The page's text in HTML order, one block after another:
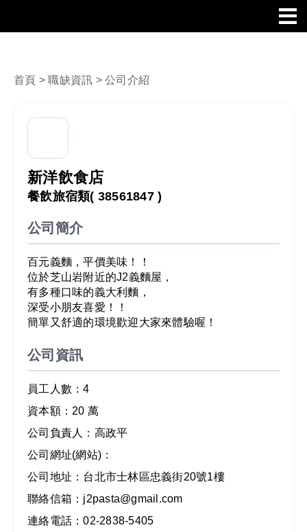
首頁 >職缺資訊 > 公司介紹
新洋飲食店
餐飲旅宿類( 38561847 )
公司簡介
百元義麵，平價美味！！
位於芝山岩附近的J2義麵屋，
有多種口味的義大利麵，
深受小朋友喜愛！！
簡單又舒適的環境歡迎大家來體驗喔！
公司資訊
員工人數：4
資本額：20 萬
公司負責人：高政平
公司網址(網站)：
公司地址：台北市士林區忠義街20號1樓
聯絡信箱：j2pasta@gmail.com
連絡電話：02-2838-5405